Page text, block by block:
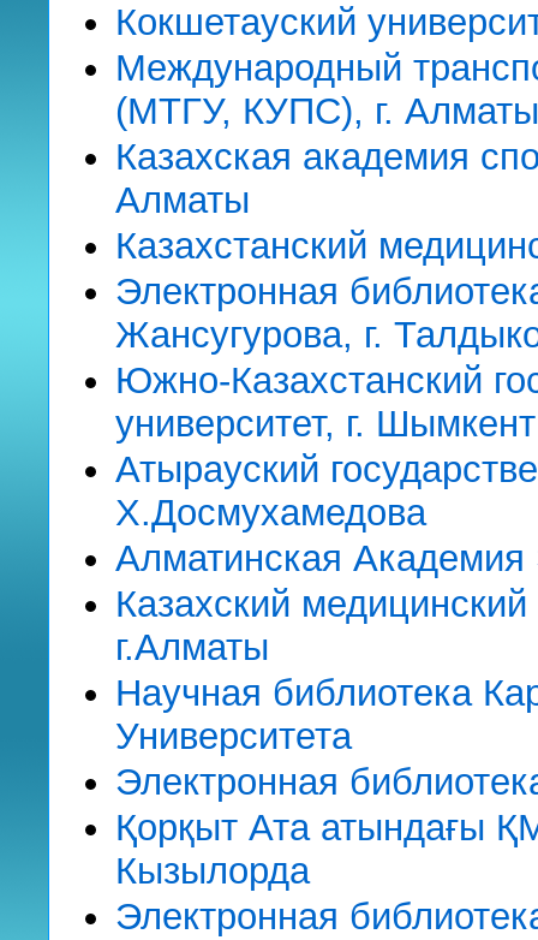
Кокшетауский
Международный
(МТГУ, КУПС), г. Алматы
Казахская академия
Алматы
Казахстанский
Электронная
Жансугурова, г.
Южно-Казахстанский
университет, г. Шымкент
Атырауский
Х.Досмухамедова
Алматинская Академия
Казахский
г.Алматы
Научная библиотека
Университета
Электронная
Қорқыт Ата атындағы
Кызылорда
Электронная